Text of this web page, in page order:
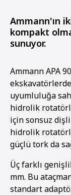
Ammann'ın
kompakt
sunuyor.
Ammann APA
uyumluluğa
hidrolik
için sonsuz
hidrolik
güçlü tork da
Üç farklı
mm. Bu
standart